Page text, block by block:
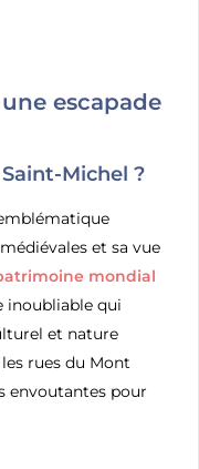
escapade
Michel ?
et sa vue
mondial
inoubliable qui
et nature
rues du Mont
envoutantes pour